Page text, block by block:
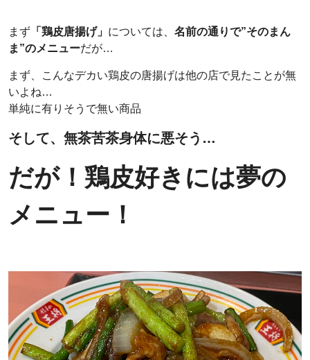
まず 「鶏皮唐揚げ」 については、 名前の通りで”そのまん
ま”のメニューだが…
まず、こんなデカい鶏皮の唐揚げは他の店で見たことが無
いよね…
単純に有りそうで無い商品
そして、無茶苦茶身体に悪そう…
だが！鶏皮好きには夢の
メニュー！